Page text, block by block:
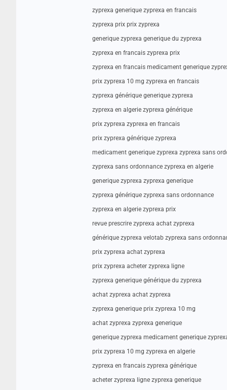
zyprexa generique zyprexa en francais
zyprexa prix prix zyprexa
generique zyprexa generique du zyprexa
zyprexa en francais zyprexa prix
zyprexa en francais medicament generique
prix zyprexa 10 mg zyprexa en francais
zyprexa générique generique zyprexa
zyprexa en algerie zyprexa générique
prix zyprexa zyprexa en francais
prix zyprexa générique zyprexa
medicament generique zyprexa zyprexa sans
zyprexa sans ordonnance zyprexa en algerie
generique zyprexa zyprexa generique
zyprexa générique zyprexa sans ordonnance
zyprexa en algerie zyprexa prix
revue prescrire zyprexa achat zyprexa
générique zyprexa velotab zyprexa sans
prix zyprexa achat zyprexa
prix zyprexa acheter zyprexa ligne
zyprexa generique générique du zyprexa
achat zyprexa achat zyprexa
zyprexa generique prix zyprexa 10 mg
achat zyprexa zyprexa generique
generique zyprexa medicament generique
prix zyprexa 10 mg zyprexa en algerie
zyprexa en francais zyprexa générique
acheter zyprexa ligne zyprexa generique